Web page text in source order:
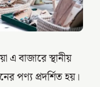
এ বাজারে স্থানীয়
পণ্য প্রদর্শিত হয়।